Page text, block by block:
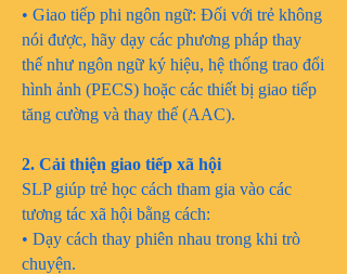
• Giao tiếp phi ngôn ngữ: Đối với trẻ không
nói được, hãy dạy các phương pháp thay
thế như ngôn ngữ ký hiệu, hệ thống trao đổi
hình ảnh (PECS) hoặc các thiết bị giao tiếp
tăng cường và thay thế (AAC).
2. Cải thiện giao tiếp xã hội
SLP giúp trẻ học cách tham gia vào các
tương tác xã hội bằng cách:
• Dạy cách thay phiên nhau trong khi trò
chuyện.